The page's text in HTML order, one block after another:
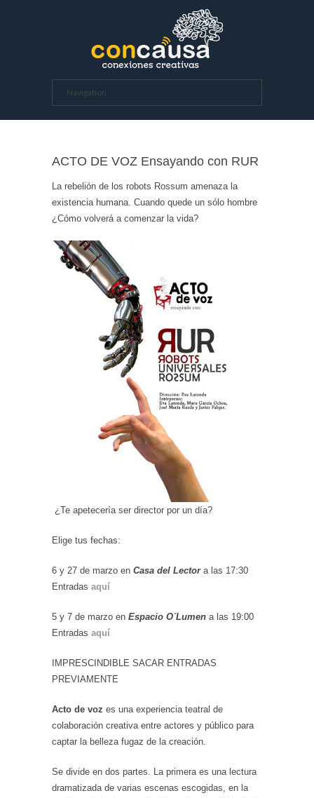
ACTO DE VOZ Ensayando con RUR
La rebelión de los robots Rossum amenaza la
existencia humana. Cuando quede un sólo hombre
¿Cómo volverá a comenzar la vida?
¿Te apetecería ser director por un día?
Elige tus fechas:
6 y 27 de marzo en Casa del Lectora las 17:30
Entradas aquí
5 y 7 de marzo en Espacio O´Lumen a las 19:00
Entradas aquí
IMPRESCINDIBLE SACAR ENTRADAS
PREVIAMENTE
Acto de voz es una experiencia teatral de
colaboración creativa entre actores y público para
captar la belleza fugaz de la creación.
Se divide en dos partes. La primera es una lectura
dramatizada de varias escenas escogidas, en la